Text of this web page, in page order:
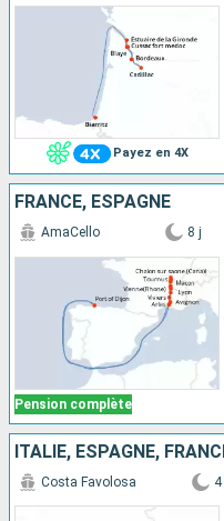
Payez en 4X
FRANCE, ESPAGNE
Pension complète
AmaCello 8 j
ITALIE, ESPAGNE,
Costa Favolosa 4